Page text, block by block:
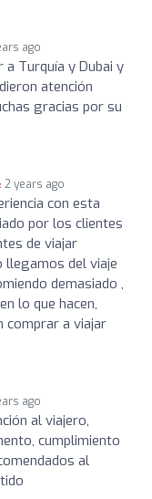
ago
a Turquía y Dubai y
atención
gracias por su
2 years ago
con esta
por los clientes
de viajar
llegamos del viaje
demasiado ,
lo que hacen,
comprar a viajar
ago
al viajero,
cumplimiento
al